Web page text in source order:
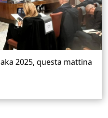
2025, questa mattina